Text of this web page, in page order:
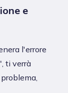
e
l'errore
ti verrà